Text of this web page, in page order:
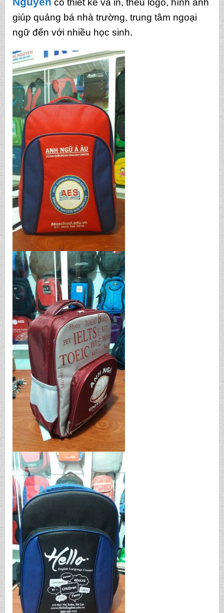
có thiết kế và in, thêu logo, hình ảnh
giúp quảng bá nhà trường, trung tâm ngoại
ngữ đến với nhiều học sinh.